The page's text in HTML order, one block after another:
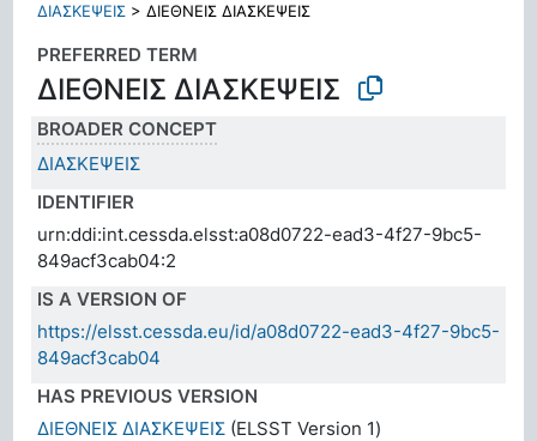
ΔΙΑΣΚΕΨΕΙΣ >ΔΙΕΘΝΕΙΣ ΔΙΑΣΚΕΨΕΙΣ
PREFERRED TERM
ΔΙΕΘΝΕΙΣ ΔΙΑΣΚΕΨΕΙΣ
BROADER CONCEPT
ΔΙΑΣΚΕΨΕΙΣ
IDENTIFIER
urn:ddi:int.cessda.elsst:a08d0722-ead3-4f27-9bc5-
849acf3cab04:2
IS A VERSION OF
https://elsst.cessda.eu/id/a08d0722-ead3-4f27-9bc5-
849acf3cab04
HAS PREVIOUS VERSION
ΔΙΕΘΝΕΙΣ ΔΙΑΣΚΕΨΕΙΣ (ELSST Version 1)